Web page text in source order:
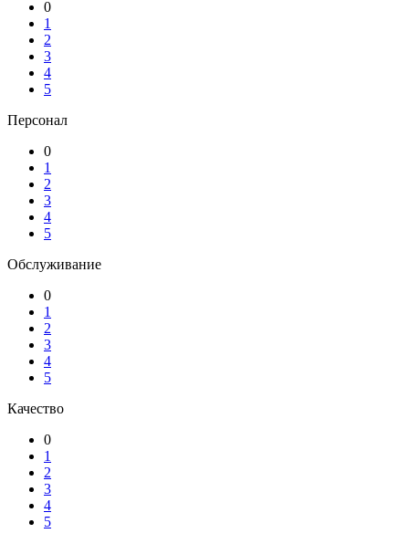
0
1
2
3
4
5
Персонал
0
1
2
3
4
5
Обслуживание
0
1
2
3
4
5
Качество
0
1
2
3
4
5